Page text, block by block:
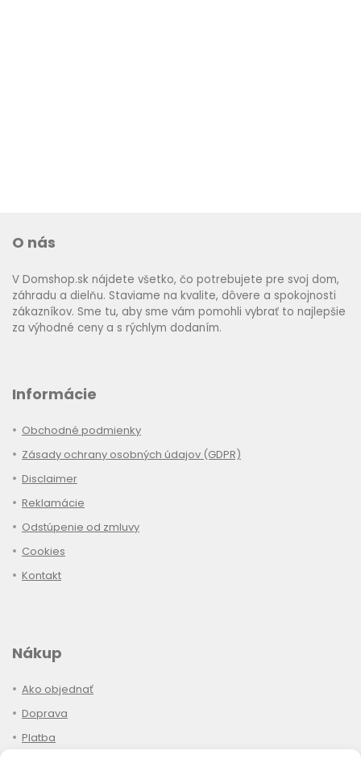
O nás
V Domshop.sk nájdete všetko, čo potrebujete pre svoj dom,
záhradu a dielňu. Staviame na kvalite, dôvere a spokojnosti
zákazníkov. Sme tu, aby sme vám pomohli vybrať to najlepšie
za výhodné ceny a s rýchlym dodaním.
Informácie
Obchodné podmienky
Zásady ochrany osobných údajov (GDPR)
Disclaimer
Reklamácie
Odstúpenie od zmluvy
Cookies
Kontakt
Nákup
Ako objednať
Doprava
Platba